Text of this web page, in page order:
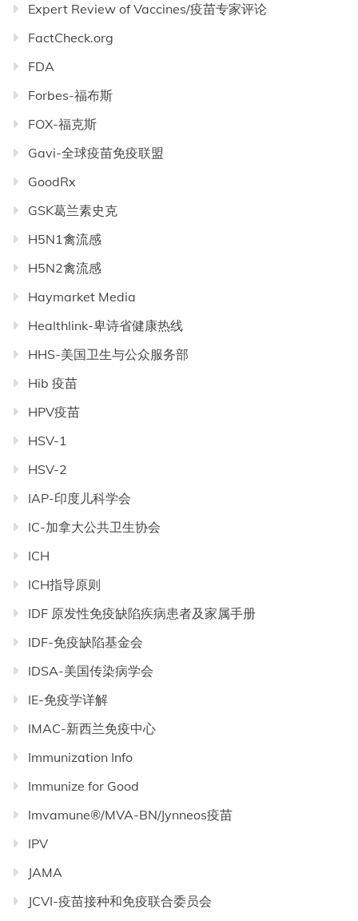
Expert Review of Vaccines/疫苗专家评论
FactCheck.org
FDA
Forbes-福布斯
FOX-福克斯
Gavi-全球疫苗免疫联盟
GoodRx
GSK葛兰素史克
H5N1禽流感
H5N2禽流感
Haymarket Media
Healthlink-卑诗省健康热线
HHS-美国卫生与公众服务部
Hib 疫苗
HPV疫苗
HSV-1
HSV-2
IAP-印度儿科学会
IC-加拿大公共卫生协会
ICH
ICH指导原则
IDF 原发性免疫缺陷疾病患者及家属手册
IDF-免疫缺陷基金会
IDSA-美国传染病学会
IE-免疫学详解
IMAC-新西兰免疫中心
Immunization Info
Immunize for Good
Imvamune®/MVA-BN/Jynneos疫苗
IPV
JAMA
JCVI-疫苗接种和免疫联合委员会